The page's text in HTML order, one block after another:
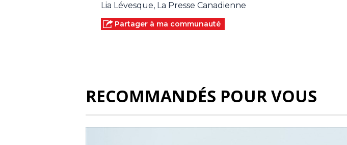
Lia Lévesque, La Presse Canadienne
Partager à ma communauté
RECOMMANDÉS POUR VOUS